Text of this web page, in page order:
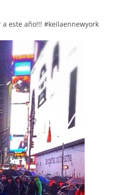
este año!!! #keilaennewyork